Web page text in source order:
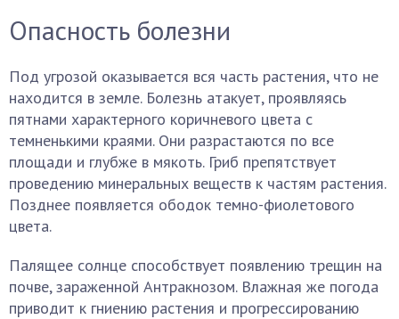
Опасность болезни
Под угрозой оказывается вся часть растения, что не
находится в земле. Болезнь атакует, проявляясь
пятнами характерного коричневого цвета с
темненькими краями. Они разрастаются по все
площади и глубже в мякоть. Гриб препятствует
проведению минеральных веществ к частям растения.
Позднее появляется ободок темно-фиолетового
цвета.
Палящее солнце способствует появлению трещин на
почве, зараженной Антракнозом. Влажная же погода
приводит к гниению растения и прогрессированию